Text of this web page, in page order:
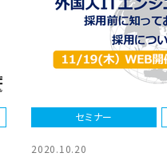
セミナー
2020.10.20